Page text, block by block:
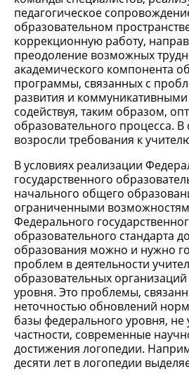
педагогическое
образовательном
коррекционную работу,
преодоление возможных
академического компонента
программы, связанных с
развития и коммуникативными
содействуя, таким образом,
образовательного процесса. В
возросли требования к
В условиях реализации
государственного
начального общего
ограниченными
Федерального
образовательного стандарта
образования можно и нужно
проблем в деятельности
образовательных
уровня. Это проблемы,
неточностью обновлений
базы федерального уровня,
частности, современные
достижения логопедии.
десяти лет в логопедии